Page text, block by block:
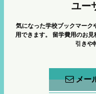
ユー
気になった学校ブックマーク
用できます。
留学費用のお
引きや
メー